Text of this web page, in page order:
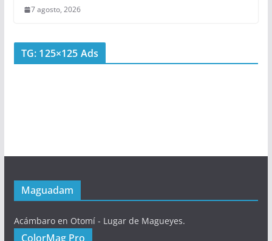
7 agosto, 2026
TG: 125×125 Ads
Maguadam
Acámbaro en Otomí - Lugar de Magueyes.
ColorMag Pro